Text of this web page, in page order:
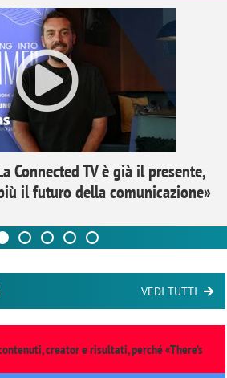
Connected TV è già il presente,
il futuro della comunicazione»
VEDI TUTTI
creator e risultati, perché «There’s